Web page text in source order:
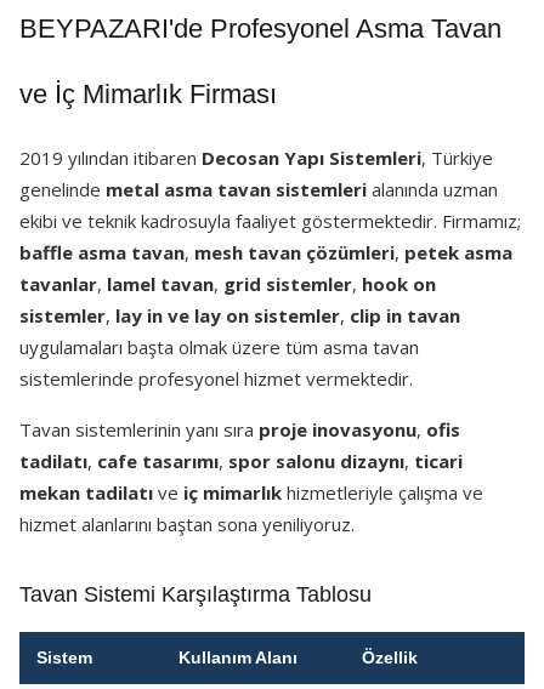
BEYPAZARI'de Profesyonel Asma Tavan
ve İç Mimarlık Firması
2019 yılından itibaren Decosan Yapı Sistemleri, Türkiye
genelinde metal asma tavan sistemleri alanında uzman
ekibi ve teknik kadrosuyla faaliyet göstermektedir. Firmamız;
baffle asma tavan, mesh tavan çözümleri, petek asma
tavanlar, lamel tavan, grid sistemler, hook on
sistemler, lay in ve lay on sistemler, clip in tavan
uygulamaları başta olmak üzere tüm asma tavan
sistemlerinde profesyonel hizmet vermektedir.
Tavan sistemlerinin yanı sıra proje inovasyonu, ofis
tadilatı, cafe tasarımı, spor salonu dizaynı, ticari
mekan tadilatı ve iç mimarlık hizmetleriyle çalışma ve
hizmet alanlarını baştan sona yeniliyoruz.
Tavan Sistemi Karşılaştırma Tablosu
Sistem Kullanım Alanı Özellik